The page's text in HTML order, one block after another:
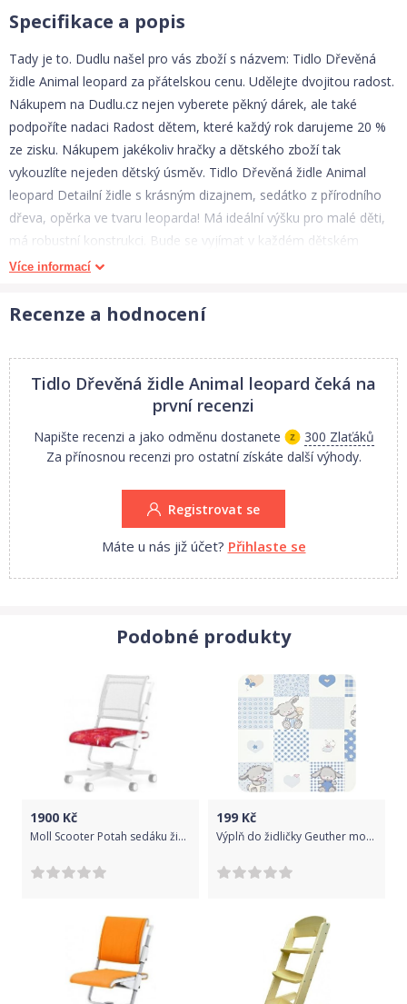
Specifikace a popis
Tady je to. Dudlu našel pro vás zboží s názvem: Tidlo Dřevěná
židle Animal leopard za přátelskou cenu. Udělejte dvojitou radost.
Nákupem na Dudlu.cz nejen vyberete pěkný dárek, ale také
podpoříte nadaci Radost dětem, které každý rok darujeme 20 %
ze zisku. Nákupem jakékoliv hračky a dětského zboží tak
vykouzlíte nejeden dětský úsměv. Tidlo Dřevěná židle Animal
leopard Detailní židle s krásným dizajnem, sedátko z přírodního
dřeva, opěrka ve tvaru leoparda! Má ideální výšku pro malé děti,
má robustní konstrukci. Bude se vyjímat v každém dětském
pokoji, herně nebo i kuchyni! Dizajnováno jen pro domovní
materiálů z odpovědných zdrojů. Odpovídá evropské
ideální výška pro malé dětirobustní konstrukcevhodná domácí
židle do každého pokoje
Hračky anglické značky TIDLO Timeless Toys jsou, jak název
napovídá, nadčasové dřevěné hračky vyráběné společností John
Crane již od roku 1984. Všechny hračky, jež vychází z moderních
trendů, nabízejí vynikající hodnotu, kvalitu, design a bezpečnost
pro děti.
Více informací
Recenze a hodnocení
Tidlo Dřevěná židle Animal leopard čeká na
první recenzi
Napište recenzi a jako odměnu dostanete
300 Zlaťáků
Za přínosnou recenzi pro ostatní získáte další výhody.
Registrovat se
Máte u nás již účet? Přihlaste se
Podobné produkty
1900 Kč
Moll Scooter Potah sedáku židle Wonderland
199 Kč
Výplň do židličky Geuther model 4733, folie 22